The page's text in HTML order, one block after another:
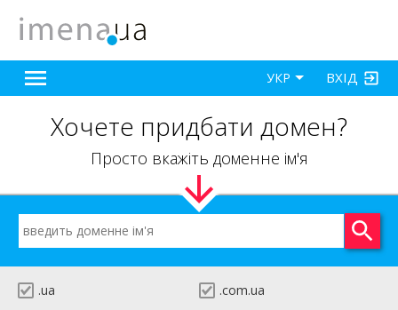
ВХІД
УКР
Хочете придбати домен?
Просто вкажіть доменне ім'я
.ua
.com.ua